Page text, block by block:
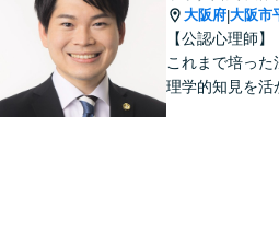
大阪府|大阪市
【公認心理師】
これまで培っ
理学的知見を活